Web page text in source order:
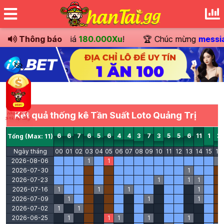
Thông báo
khoản trị giá180.000Xu! 🏆 Chúc mừng
Kết quả thống kê Tần Suất Loto Quảng Trị
Tổng (Max: 11) 6 6 7 6 5 6 4 4 3 7 3 5 5 6 11 1 3
Ngày tháng 00 01 02 03 04 05 06 07 08 09 10 11 12 13 14 15 16
2026-08-06
1 1
2026-07-30
1
2026-07-23
1 1
1
2026-07-16
1 1 1
1
2026-07-09
1 1
1
2026-07-02
1
1
2026-06-25
1 1 1 1
1